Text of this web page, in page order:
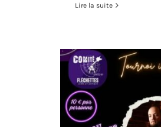
Lire la suite